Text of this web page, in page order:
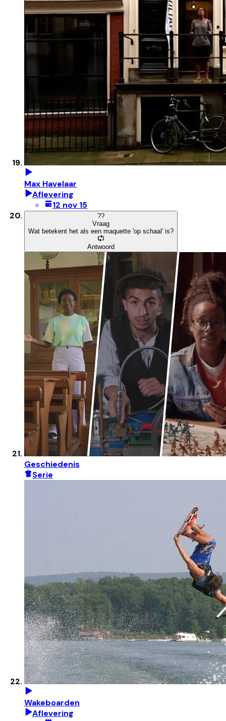
Max Havelaar
Aflevering
12 nov 15
??
Vraag
Wat betekent het als een maquette 'op schaal' is?
Antwoord
Geschiedenis
Serie
Wakeboarden
Aflevering